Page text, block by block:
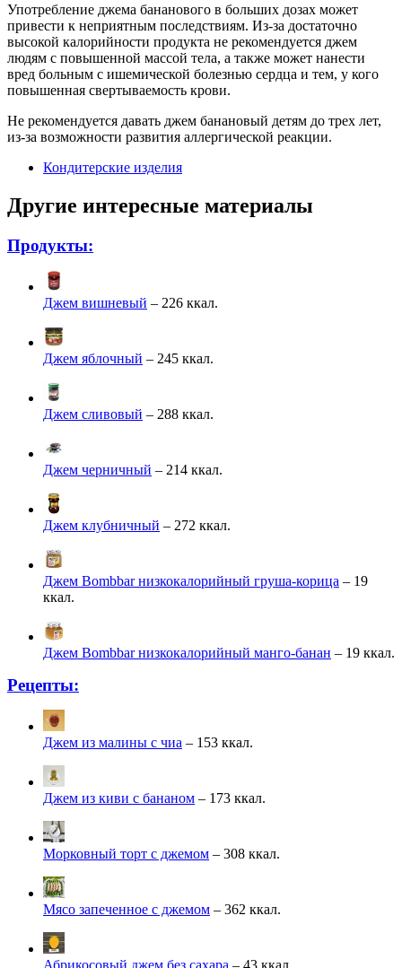
Употребление джема бананового в больших дозах может
привести к неприятным последствиям. Из-за достаточно
высокой калорийности продукта не рекомендуется джем
людям с повышенной массой тела, а также может нанести
вред больным с ишемической болезнью сердца и тем, у кого
повышенная свертываемость крови.
Не рекомендуется давать джем банановый детям до трех лет,
из-за возможности развития аллергической реакции.
Кондитерские изделия
Другие интересные материалы
Продукты:
Джем вишневый – 226 ккал.
Джем яблочный – 245 ккал.
Джем сливовый – 288 ккал.
Джем черничный – 214 ккал.
Джем клубничный – 272 ккал.
Джем Bombbar низкокалорийный груша-корица – 19
ккал.
Джем Bombbar низкокалорийный манго-банан – 19 ккал.
Рецепты:
Джем из малины с чиа – 153 ккал.
Джем из киви с бананом – 173 ккал.
Морковный торт с джемом – 308 ккал.
Мясо запеченное с джемом – 362 ккал.
Абрикосовый джем без сахара – 43 ккал.